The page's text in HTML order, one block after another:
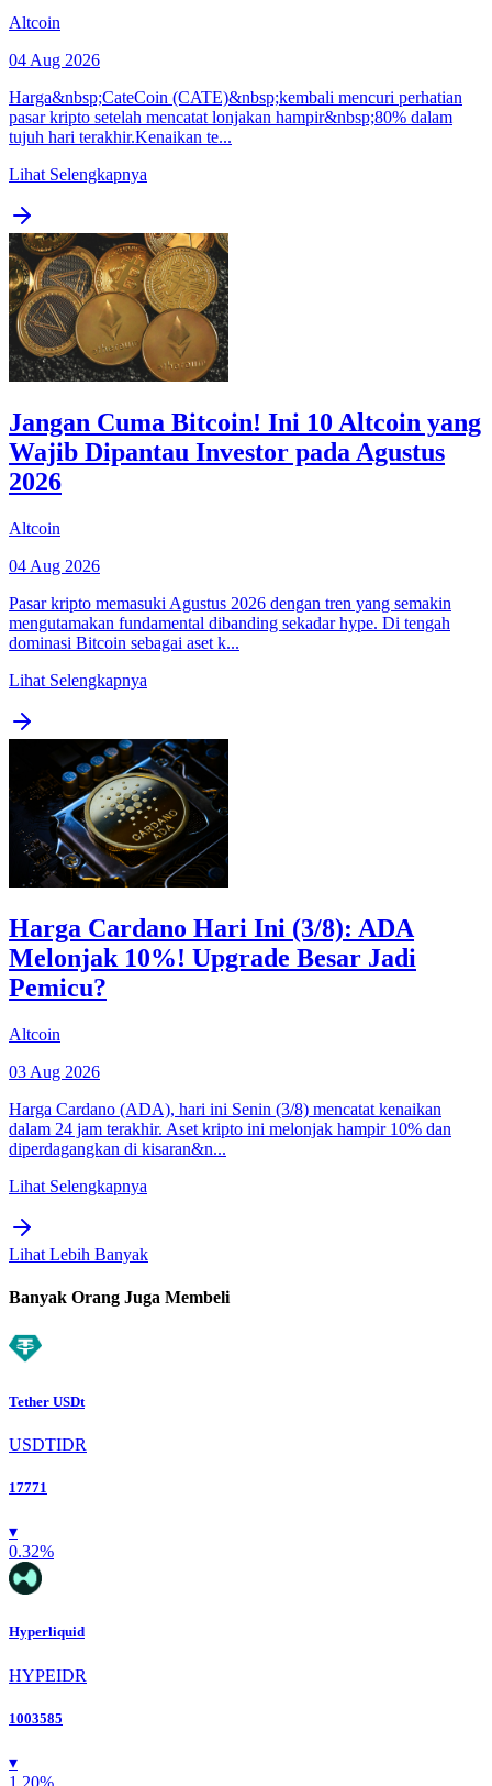
Altcoin
04 Aug 2026
Harga&nbsp;CateCoin (CATE)&nbsp;kembali mencuri perhatian
pasar kripto setelah mencatat lonjakan hampir&nbsp;80% dalam
tujuh hari terakhir.Kenaikan te...
Lihat Selengkapnya
Jangan Cuma Bitcoin! Ini 10 Altcoin yang
Wajib Dipantau Investor pada Agustus
2026
Altcoin
04 Aug 2026
Pasar kripto memasuki Agustus 2026 dengan tren yang semakin
mengutamakan fundamental dibanding sekadar hype. Di tengah
dominasi Bitcoin sebagai aset k...
Lihat Selengkapnya
Harga Cardano Hari Ini (3/8): ADA
Melonjak 10%! Upgrade Besar Jadi
Pemicu?
Altcoin
03 Aug 2026
Harga Cardano (ADA), hari ini Senin (3/8) mencatat kenaikan
dalam 24 jam terakhir. Aset kripto ini melonjak hampir 10% dan
diperdagangkan di kisaran&n...
Lihat Selengkapnya
Lihat Lebih Banyak
Banyak Orang Juga Membeli
Tether USDt
USDTIDR
17771
▾
0.32%
Hyperliquid
HYPEIDR
1003585
▾
1.20%